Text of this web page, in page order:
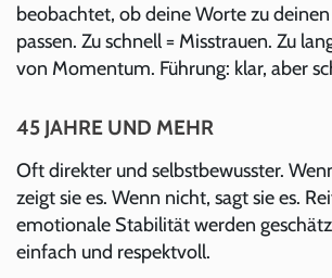
beobachtet, ob deine Worte zu
passen. Zu schnell = Misstrauen. Zu
von Momentum. Führung: klar, aber
45 JAHRE UND MEHR
Oft direkter und selbstbewusster.
zeigt sie es. Wenn nicht, sagt sie es.
emotionale Stabilität werden
einfach und respektvoll.